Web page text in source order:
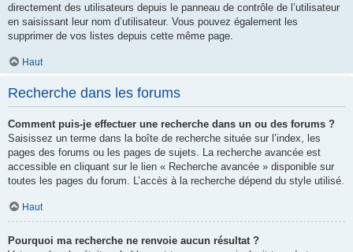
directement des utilisateurs depuis le panneau de contrôle de l’utilisateur
en saisissant leur nom d’utilisateur. Vous pouvez également les
supprimer de vos listes depuis cette même page.
Haut
Recherche dans les forums
Comment puis-je effectuer une recherche dans un ou des forums ?
Saisissez un terme dans la boîte de recherche située sur l’index, les
pages des forums ou les pages de sujets. La recherche avancée est
accessible en cliquant sur le lien « Recherche avancée » disponible sur
toutes les pages du forum. L’accès à la recherche dépend du style utilisé.
Haut
Pourquoi ma recherche ne renvoie aucun résultat ?